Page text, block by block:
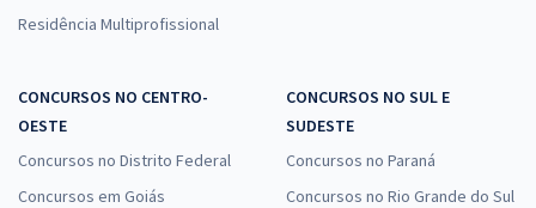
Residência Multiprofissional
CONCURSOS NO CENTRO-
OESTE
Concursos no Distrito Federal
Concursos em Goiás
CONCURSOS NO SUL E
SUDESTE
Concursos no Paraná
Concursos no Rio Grande do Sul